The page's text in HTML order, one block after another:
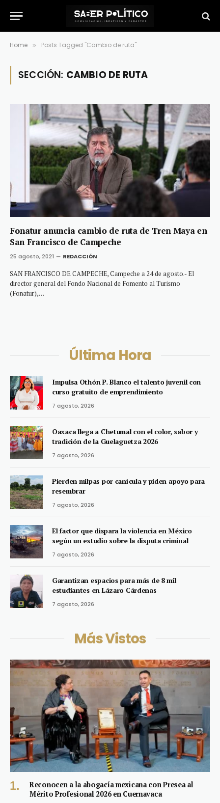
Home » Posts Tagged "Cambio de ruta"
SECCIÓN: CAMBIO DE RUTA
Fonatur anuncia cambio de ruta de Tren Maya en
San Francisco de Campeche
25 agosto, 2021 REDACCIÓN
SAN FRANCISCO DE CAMPECHE, Campeche a 24 de agosto.- El
director general del Fondo Nacional de Fomento al Turismo
(Fonatur),…
Última Hora
Impulsa Othón P. Blanco el talento juvenil con
curso gratuito de emprendimiento
7 agosto, 2026
Oaxaca llega a Chetumal con el color, sabor y
tradición de la Guelaguetza 2026
7 agosto, 2026
Pierden milpas por canícula y piden apoyo para
resembrar
7 agosto, 2026
El factor que dispara la violencia en México
según un estudio sobre la disputa criminal
7 agosto, 2026
Garantizan espacios para más de 8 mil
estudiantes en Lázaro Cárdenas
7 agosto, 2026
Más Vistos
Reconocen a la abogacía mexicana con Presea al
Mérito Profesional 2026 en Cuernavaca